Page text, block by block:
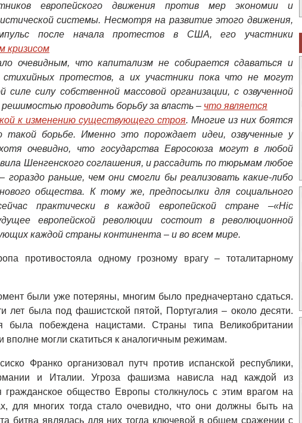
европейского движения против мер экономии и
системы. Несмотря на развитие этого движения,
после начала протестов в США, его участники
кризисом
очевидным, что капитализм не собирается сдаваться и
стихийных протестов, а их участники пока что не могут
силу собственной массовой организации, с озвученной
проводить борьбу за власть – что является
к изменению существующего строя. Многие из них боятся
такой борьбе. Именно это порождает идеи, озвученные у
очевидно, что государства Евросоюза могут в любой
Шенгенского соглашения, и рассадить по тюрьмам любое
гораздо раньше, чем они смогли бы реализовать какие-либо
общества. К тому же, предпосылки для социального
практически в каждой европейской стране –«Hic
европейской революции состоит в революционной
каждой страны континента – и во всем мире.
противостояла одному грозному врагу – тоталитарному
были уже потеряны, многим было предначертано сдаться.
лет была под фашистской пятой, Португалия – около десяти.
была побеждена нацистами. Страны типа Великобритании
могли скатиться к аналогичным режимам.
Франко организовал путч против испанской республики,
и Италии. Угроза фашизма нависла над каждой из
гражданское общество Европы столкнулось с этим врагом на
для многих тогда стало очевидно, что они должны быть на
битва являлась для них тогда ключевой в общем сражении с